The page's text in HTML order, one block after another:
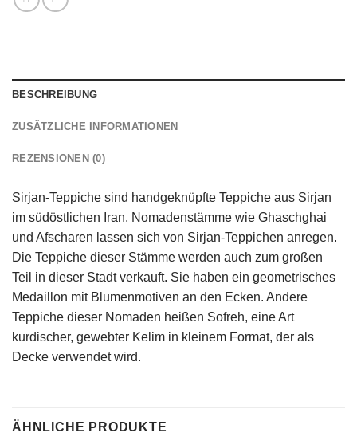
BESCHREIBUNG
ZUSÄTZLICHE INFORMATIONEN
REZENSIONEN (0)
Sirjan-Teppiche sind handgeknüpfte Teppiche aus Sirjan
im südöstlichen Iran. Nomadenstämme wie Ghaschghai
und Afscharen lassen sich von Sirjan-Teppichen anregen.
Die Teppiche dieser Stämme werden auch zum großen
Teil in dieser Stadt verkauft. Sie haben ein geometrisches
Medaillon mit Blumenmotiven an den Ecken. Andere
Teppiche dieser Nomaden heißen Sofreh, eine Art
kurdischer, gewebter Kelim in kleinem Format, der als
Decke verwendet wird.
ÄHNLICHE PRODUKTE